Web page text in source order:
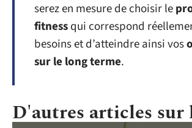
serez en mesure de choisir le
fitnessqui correspond
besoins et d’atteindre ainsi vos
sur le long terme.
D'autres articles sur